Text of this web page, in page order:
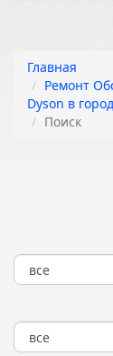
Главная
Ремонт
Dyson в
Поиск